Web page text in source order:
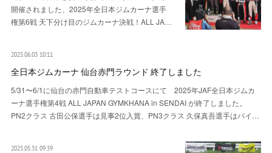
開催されました、2025年全日本ジムカーナ選手
権第6戦 天下分け目のジムカーナ決戦！ALL JA…
2025.06.03 10:11
全日本ジムカーナ 仙台赤門ラウンド 終了しました
5/31〜6/1に仙台の赤門自動車テストコースにて 2025年JAF全日本ジムカ
ーナ選手権第4戦 ALL JAPAN GYMKHANA in SENDAI が終了しました。
PN2クラス 古田公保選手は見事2位入賞、PN3クラス 久保真吾選手はパイ…
2025.05.31 09:39